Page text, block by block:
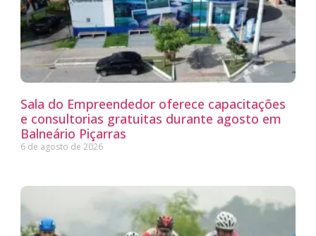
Sala do Empreendedor oferece capacitações
e consultorias gratuitas durante agosto em
Balneário Piçarras
6 de agosto de 2026